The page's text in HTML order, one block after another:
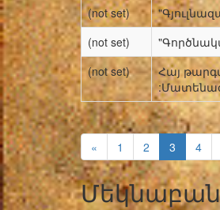
(not set)
(not set)
(not set)
Հայ
« 1 2 3 4